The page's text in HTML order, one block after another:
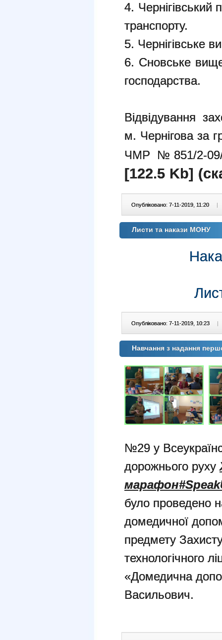
4. Чернігівський
транспорту.
5. Чернігівське
6. Сновське
господарства.
Відвідування
м. Чернігова за
ЧМР №851/2-09/
[122.5 Kb]
Опубліковано: 7-11-2019, 11:20 |
Листи та накази МОНУ
Опубліковано: 7-11-2019, 10:23 |
Навчання з надання
№29 у
дорожнього руху
марафон
було проведено
домедичної
предмету
технологічного
«Домедична
Васильович.